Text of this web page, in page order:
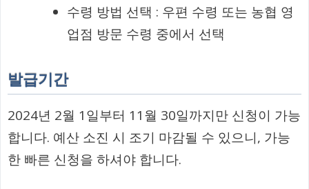
수령 방법 선택 : 우편 수령 또는 농협 영
업점 방문 수령 중에서 선택
발급기간
2024년 2월 1일부터 11월 30일까지만 신청이 가능
합니다. 예산 소진 시 조기 마감될 수 있으니, 가능
한 빠른 신청을 하셔야 합니다.